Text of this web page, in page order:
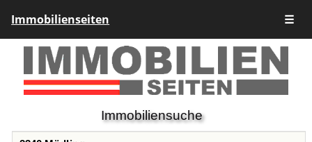
Immobilienseiten ☰
Immobiliensuche